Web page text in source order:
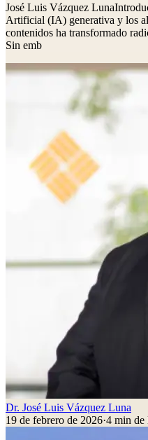
José Luis Vázquez
Artificial (IA) generativa y los
contenidos ha transformado
Sin emb
Dr. José Luis Vázquez Luna
19 de febrero de 2026·4 min de